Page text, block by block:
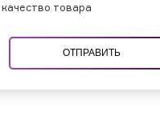
товара
ОТПРАВИТЬ